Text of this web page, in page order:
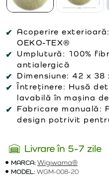
Acoperire exterioară:
OEKO-TEX®
Umplutură: 100%
antialergică
Dimensiune: 42 x 38
Întreținere: Husă
lavabilă în mașina
Fabricare manuală:
design potrivit
Livrare în 5-7 zile
MARCA:Wigiwama®
MODEL:WGM-008-20